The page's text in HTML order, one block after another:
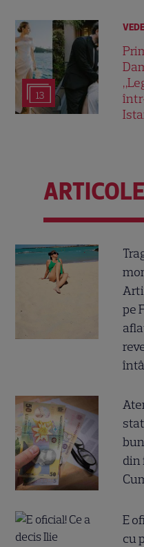
13
pe
din
E
cu